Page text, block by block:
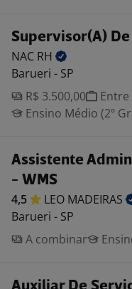
Supervisor(A)
NAC RH
Barueri - SP
R$ 3.500,00
Entre
Ensino Médio (2º
Assistente
- WMS
4,5 LEO MADEIRAS
Barueri - SP
A combinar